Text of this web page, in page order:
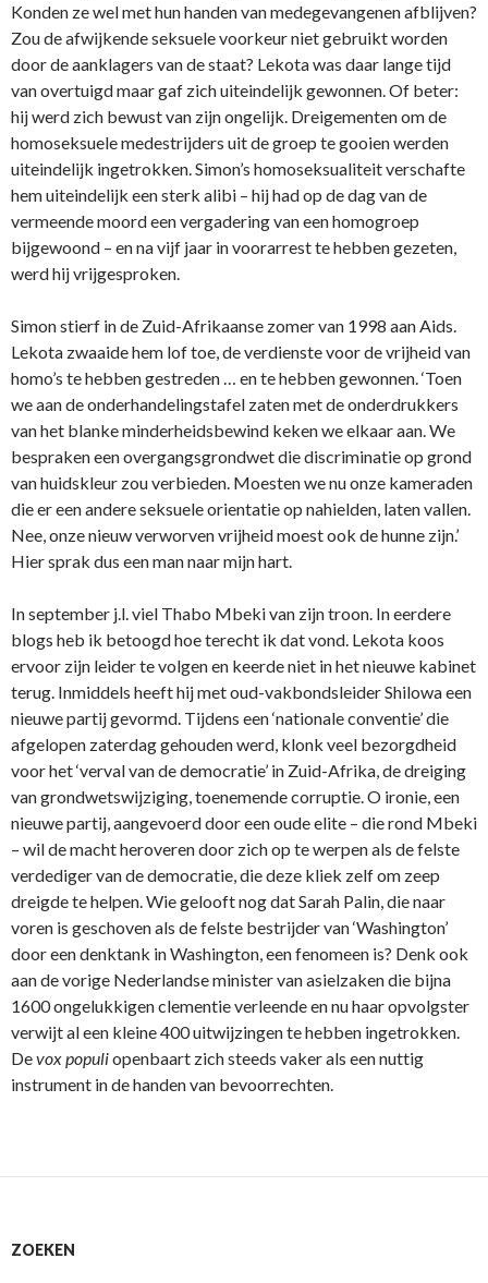
Konden ze wel met hun handen van medegevangenen afblijven?
Zou de afwijkende seksuele voorkeur niet gebruikt worden
door de aanklagers van de staat? Lekota was daar lange tijd
van overtuigd maar gaf zich uiteindelijk gewonnen. Of beter:
hij werd zich bewust van zijn ongelijk. Dreigementen om de
homoseksuele medestrijders uit de groep te gooien werden
uiteindelijk ingetrokken. Simon’s homoseksualiteit verschafte
hem uiteindelijk een sterk alibi – hij had op de dag van de
vermeende moord een vergadering van een homogroep
bijgewoond – en na vijf jaar in voorarrest te hebben gezeten,
werd hij vrijgesproken.
Simon stierf in de Zuid-Afrikaanse zomer van 1998 aan Aids.
Lekota zwaaide hem lof toe, de verdienste voor de vrijheid van
homo’s te hebben gestreden … en te hebben gewonnen. ‘Toen
we aan de onderhandelingstafel zaten met de onderdrukkers
van het blanke minderheidsbewind keken we elkaar aan. We
bespraken een overgangsgrondwet die discriminatie op grond
van huidskleur zou verbieden. Moesten we nu onze kameraden
die er een andere seksuele orientatie op nahielden, laten vallen.
Nee, onze nieuw verworven vrijheid moest ook de hunne zijn.’
Hier sprak dus een man naar mijn hart.
In september j.l. viel Thabo Mbeki van zijn troon. In eerdere
blogs heb ik betoogd hoe terecht ik dat vond. Lekota koos
ervoor zijn leider te volgen en keerde niet in het nieuwe kabinet
terug. Inmiddels heeft hij met oud-vakbondsleider Shilowa een
nieuwe partij gevormd. Tijdens een ‘nationale conventie’ die
afgelopen zaterdag gehouden werd, klonk veel bezorgdheid
voor het ‘verval van de democratie’ in Zuid-Afrika, de dreiging
van grondwetswijziging, toenemende corruptie. O ironie, een
nieuwe partij, aangevoerd door een oude elite – die rond Mbeki
– wil de macht heroveren door zich op te werpen als de felste
verdediger van de democratie, die deze kliek zelf om zeep
dreigde te helpen. Wie gelooft nog dat Sarah Palin, die naar
voren is geschoven als de felste bestrijder van ‘Washington’
door een denktank in Washington, een fenomeen is? Denk ook
aan de vorige Nederlandse minister van asielzaken die bijna
1600 ongelukkigen clementie verleende en nu haar opvolgster
verwijt al een kleine 400 uitwijzingen te hebben ingetrokken.
Devox populiopenbaart zich steeds vaker als een nuttig
instrument in de handen van bevoorrechten.
ZOEKEN